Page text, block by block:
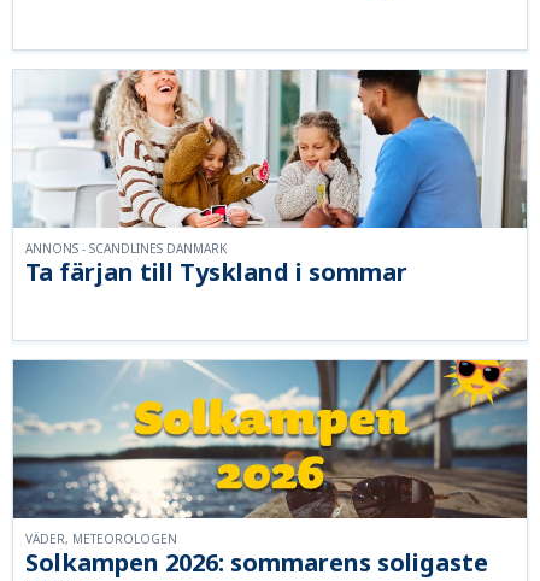
Ta färjan till Tyskland i sommar
ANNONS - SCANDLINES DANMARK
Solkampen 2026: sommarens soligaste
VÄDER, METEOROLOGEN